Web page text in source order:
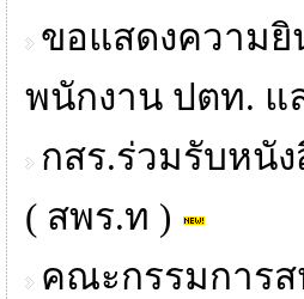
ขอแสดงความ
พนักงาน ปตท. แ
กสร.ร่วมรับหนั
( สพร.ท )
คณะกรรมการส